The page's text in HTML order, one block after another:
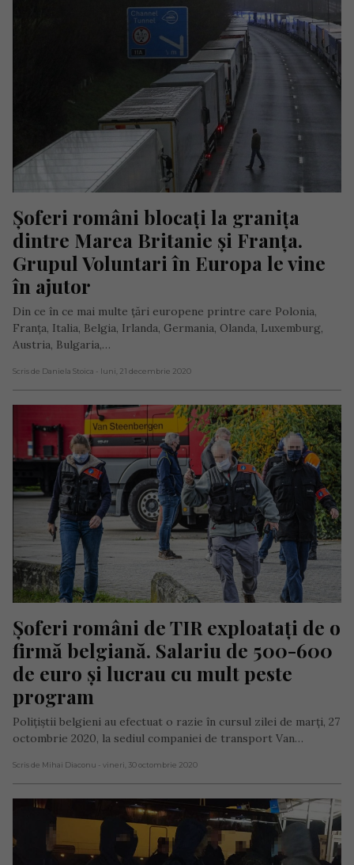
Șoferi români blocați la granița
dintre Marea Britanie și Franța.
Grupul Voluntari în Europa le vine
în ajutor
Din ce în ce mai multe țări europene printre care Polonia,
Franța, Italia, Belgia, Irlanda, Germania, Olanda, Luxemburg,
Austria, Bulgaria,…
Scris de Daniela Stoica - luni, 21 decembrie 2020
Șoferi români de TIR exploatați de o
firmă belgiană. Salariu de 500-600
de euro și lucrau cu mult peste
program
Polițiștii belgieni au efectuat o razie în cursul zilei de marți, 27
octombrie 2020, la sediul companiei de transport Van…
Scris de Mihai Diaconu - vineri, 30 octombrie 2020